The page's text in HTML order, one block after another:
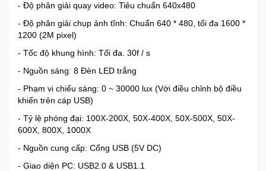
- Độ phân giải quay video: Tiêu chuẩn 640x480
- Độ phân giải chụp ảnh tĩnh: Chuẩn 640 * 480, tối đa 1600 *
1200 (2M pixel)
- Tốc độ khung hình: Tối đa. 30f / s
- Nguồn sáng: 8 Đèn LED trắng
- Phạm vi chiếu sáng: 0 ~ 30000 lux (Với điều chỉnh bộ điều
khiển trên cáp USB)
- Tỷ lệ phóng đại: 100X-200X, 50X-400X, 50X-500X, 50X-
600X, 800X, 1000X
- Nguồn cung cấp: Cổng USB (5V DC)
- Giao diện PC: USB2.0 & USB1.1